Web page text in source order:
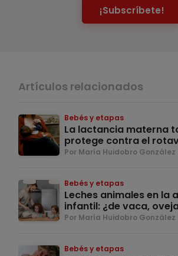
¡Subscríbete!
Artículos relacionados
Bebés y etapas
La lactancia materna
protege contra el
Por María Huidobro González
Bebés y etapas
Leches animales en la
infantil: ¿de vaca,
Por María Huidobro González
Bebés y etapas